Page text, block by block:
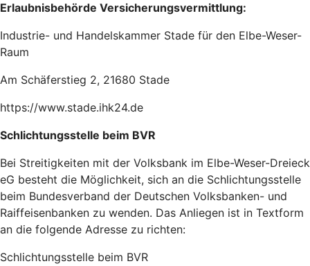
Erlaubnisbehörde Versicherungsvermittlung:
Industrie- und Handelskammer Stade für den Elbe-Weser-
Raum
Am Schäferstieg 2, 21680 Stade
https://www.stade.ihk24.de
Schlichtungsstelle beim BVR
Bei Streitigkeiten mit der Volksbank im Elbe-Weser-Dreieck
eG besteht die Möglichkeit, sich an die Schlichtungsstelle
beim Bundesverband der Deutschen Volksbanken- und
Raiffeisenbanken zu wenden. Das Anliegen ist in Textform
an die folgende Adresse zu richten:
Schlichtungsstelle beim BVR